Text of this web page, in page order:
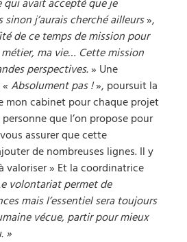
avait accepté que je
j’aurais cherché ailleurs»,
de ce temps de mission pour
ma vie… Cette mission
perspectives.» Une
Absolument pas !», poursuit la
mon cabinet pour chaque projet
que l’on propose pour
assurer que cette
de nombreuses lignes. Il y
valoriser » Et la coordinatrice
volontariat permet de
mais l’essentiel sera toujours
vécue, partir pour mieux
»